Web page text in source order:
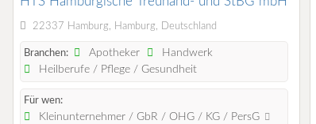
22337 Hamburg, Hamburg, Deutschland
Branchen: Apotheker
Handwerk
Heilberufe / Pflege / Gesundheit
Für wen:
Kleinunternehmer / GbR / OHG / KG / PersG